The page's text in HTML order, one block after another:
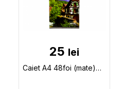
25 lei
Caiet A4 48foi (mate)Medjis MG004026